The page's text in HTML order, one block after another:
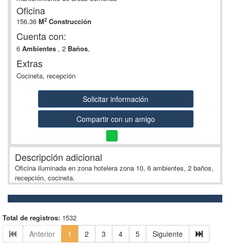
Oficina
156.36 M2 Construcción
Cuenta con:
6 Ambientes , 2 Baños,
Extras
Cocineta, recepción
Solicitar información
Compartir con un amigo
Descripción adicional
Oficina iluminada en zona hotelera zona 10, 6 ambientes, 2 baños,
recepción, cocineta.
Total de registros: 1532
Anterior 1 2 3 4 5 Siguiente